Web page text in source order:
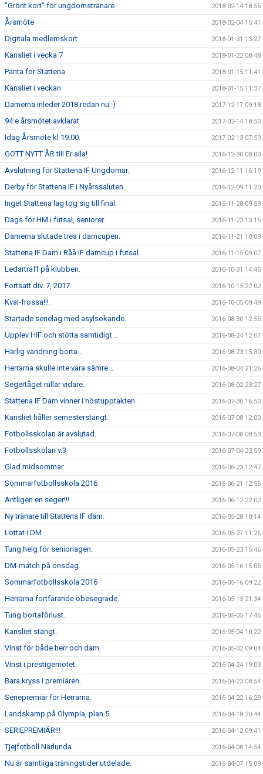
"Grönt kort" för ungdomstränare 2018-02-14 18:55
Årsmöte 2018-02-04 15:41
Digitala medlemskort 2018-01-31 13:27
Kansliet i vecka 7 2018-01-22 08:48
Panta för Stattena 2018-01-15 11:41
Kansliet i veckan 2018-01-15 11:37
Damerna inleder 2018 redan nu :) 2017-12-17 09:18
94:e årsmötet avklarat 2017-02-14 18:50
Idag Årsmöte kl 19.00. 2017-02-13 07:59
GOTT NYTT ÅR till Er alla! 2016-12-30 08:00
Avslutning för Stattena IF Ungdomar. 2016-12-11 16:19
Derby för Stattena IF i Nyårssaluten. 2016-12-09 11:20
Inget Stattena lag tog sig till final. 2016-11-28 09:59
Dags för HM i futsal, seniorer. 2016-11-23 13:15
Damerna slutade trea i damcupen. 2016-11-21 10:09
Stattena IF Dam i Råå IF damcup i futsal. 2016-11-15 09:07
Ledarträff på klubben. 2016-10-31 14:45
Fortsatt div. 7, 2017. 2016-10-15 22:02
Kval-frossa!!! 2016-10-05 09:49
Startade serielag med asylsökande. 2016-08-30 12:55
Upplev HIF och stötta samtidigt... 2016-08-24 12:07
Härlig vändning borta... 2016-08-23 15:30
Herrarna skulle inte vara sämre... 2016-08-04 21:26
Segertåget rullar vidare. 2016-08-02 23:27
Stattena IF Dam vinner i höstupptakten. 2016-07-30 16:50
Kansliet håller semesterstängt. 2016-07-08 12:00
Fotbollsskolan är avslutad. 2016-07-08 08:53
Fotbollsskolan v.3 2016-07-04 23:59
Glad midsommar. 2016-06-23 12:47
Sommarfotbollsskola 2016 2016-06-21 12:55
Äntligen en seger!!! 2016-06-12 22:02
Ny tränare till Stattena IF dam. 2016-05-28 10:14
Lottat i DM. 2016-05-27 11:26
Tung helg för seniorlagen. 2016-05-23 15:46
DM-match på onsdag. 2016-05-16 15:05
Sommarfotbollsskola 2016 2016-05-16 09:22
Herrarna fortfarande obesegrade. 2016-05-13 21:34
Tung bortaförlust. 2016-05-05 17:46
Kansliet stängt. 2016-05-04 10:22
Vinst för både herr och dam. 2016-05-02 09:04
Vinst i prestigemötet. 2016-04-24 19:03
Bara kryss i premiären. 2016-04-23 08:54
Seriepremiär för Herrarna. 2016-04-22 16:29
Landskamp på Olympia, plan 5 2016-04-18 20:44
SERIEPREMIÄR!!! 2016-04-12 09:41
Tjejfotboll Närlunda 2016-04-08 14:54
Nu är samtliga träningstider utdelade. 2016-04-07 15:09